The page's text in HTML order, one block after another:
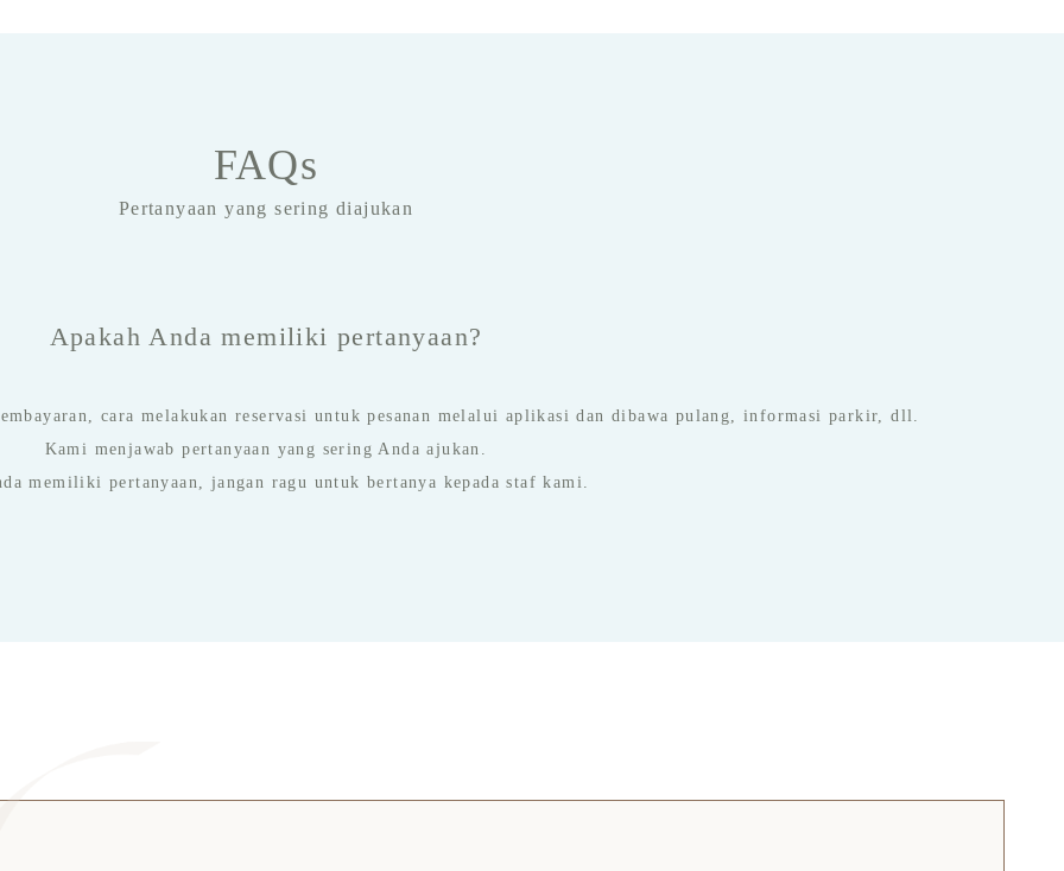
FAQs
Pertanyaan yang sering diajukan
Apakah Anda memiliki pertanyaan?
cara melakukan reservasi untuk pesanan melalui aplikasi dan dibawa pulang, informasi parkir, dll.
Kami menjawab pertanyaan yang sering Anda ajukan.
memiliki pertanyaan, jangan ragu untuk bertanya kepada staf kami.